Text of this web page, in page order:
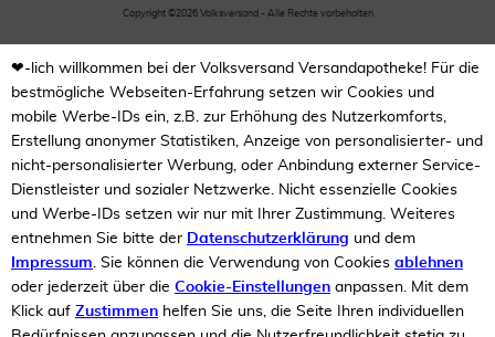
Copyright ©2026 Volksversand - Alle Rechte vorbehalten
❤-lich willkommen bei der Volksversand Versandapotheke! Für die
bestmögliche Webseiten-Erfahrung setzen wir Cookies und
mobile Werbe-IDs ein, z.B. zur Erhöhung des Nutzerkomforts,
Erstellung anonymer Statistiken, Anzeige von personalisierter- und
nicht-personalisierter Werbung, oder Anbindung externer Service-
Dienstleister und sozialer Netzwerke. Nicht essenzielle Cookies
und Werbe-IDs setzen wir nur mit Ihrer Zustimmung. Weiteres
entnehmen Sie bitte der Datenschutzerklärung und dem
Impressum. Sie können die Verwendung von Cookies ablehnen
oder jederzeit über die Cookie-Einstellungen anpassen. Mit dem
Klick auf Zustimmen helfen Sie uns, die Seite Ihren individuellen